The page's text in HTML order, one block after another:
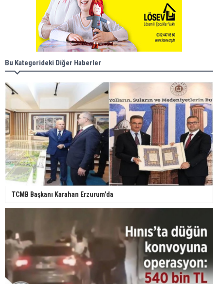
Bu Kategorideki Diğer Haberler
TCMB Başkanı Karahan Erzurum'da